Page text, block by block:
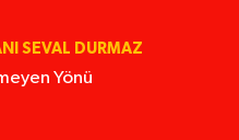
SEVAL DURMAZ
Yönü